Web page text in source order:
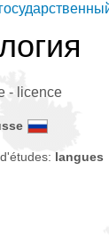
- licence
langues